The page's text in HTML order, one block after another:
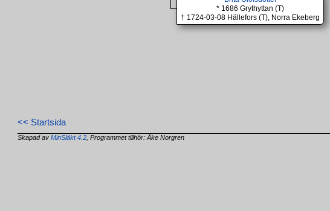
* 1686 Grythyttan (T)
† 1724-03-08 Hällefors (T), Norra Ekeberg
<< Startsida
Skapad avMinSläkt 4.2 , Programmet tillhör: Åke Norgren